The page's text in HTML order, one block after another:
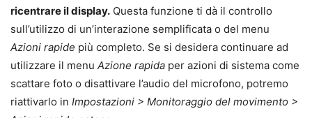
ricentrare il display. Questa funzione ti dà il controllo
sull’utilizzo di un’interazione semplificata o del menu
Azioni rapide più completo. Se si desidera continuare ad
utilizzare il menu Azione rapida per azioni di sistema come
scattare foto o disattivare l’audio del microfono, potremo
riattivarlo in Impostazioni > Monitoraggio del movimento >